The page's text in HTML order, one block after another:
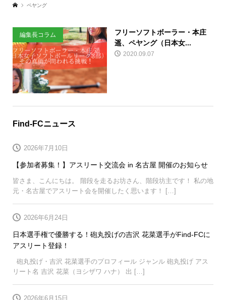
ペヤング
編集長コラム
フリーソフトボーラー・本庄
遥、ペヤング（日本女...
2020.09.07
Find-FCニュース
【参加者募集！】アスリート交流会 in 名古屋 開催のお知らせ
2026年7月10日
皆さま、こんにちは。 階段を走るお坊さん、階段坊主です！ 私の地
元・名古屋でアスリート会を開催したく思います！ […]
日本選手権で優勝する！砲丸投げの吉沢 花菜選手がFind-FCに
アスリート登録！
2026年6月24日
砲丸投げ・吉沢 花菜選手のプロフィール ジャンル 砲丸投げ アス
リート名 吉沢 花菜（ヨシザワ ハナ） 出 […]
2026年6月15日